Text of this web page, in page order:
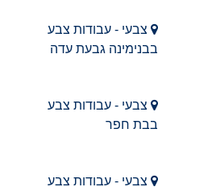
צבעי - עבודות צבע
בבנימינה גבעת עדה
צבעי - עבודות צבע
בבת חפר
צבעי - עבודות צבע